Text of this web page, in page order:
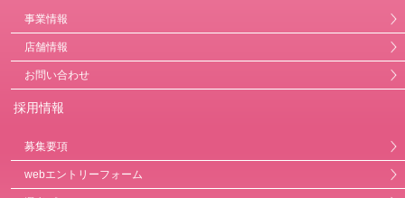
事業情報
店舗情報
お問い合わせ
採用情報
募集要項
webエントリーフォーム